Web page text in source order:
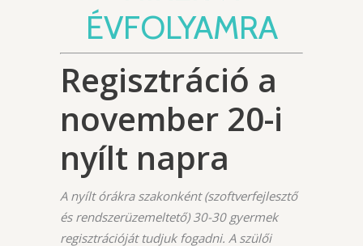
ÉVFOLYAMRA
Regisztráció a
november 20-i
nyílt napra
A nyílt órákra szakonként (szoftverfejlesztő
és rendszerüzemeltető) 30-30 gyermek
regisztrációját tudjuk fogadni. A szülői